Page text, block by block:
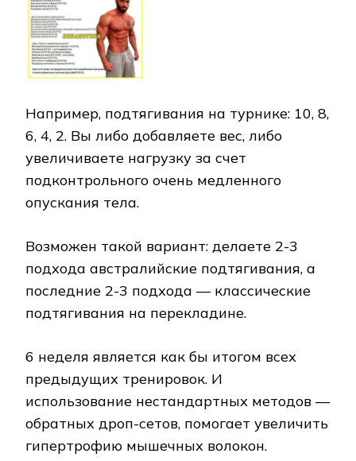
Например, подтягивания на турнике: 10, 8,
6, 4, 2. Вы либо добавляете вес, либо
увеличиваете нагрузку за счет
подконтрольного очень медленного
опускания тела.
Возможен такой вариант: делаете 2-3
подхода австралийские подтягивания, а
последние 2-3 подхода — классические
подтягивания на перекладине.
6 неделя является как бы итогом всех
предыдущих тренировок. И
использование нестандартных методов —
обратных дроп-сетов, помогает увеличить
гипертрофию мышечных волокон.